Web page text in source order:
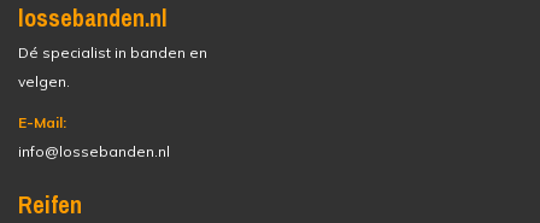
lossebanden.nl
Dé specialist in banden en
velgen.
E-Mail:
info@lossebanden.nl
Reifen